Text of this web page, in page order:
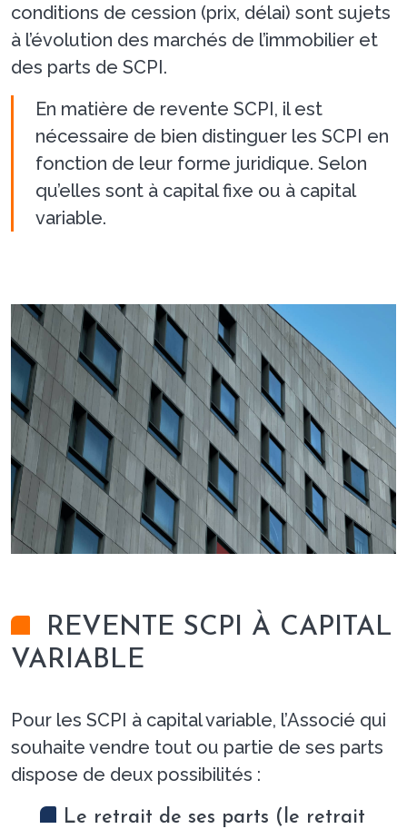
conditions de cession (prix, délai) sont sujets
à l’évolution des marchés de l’immobilier et
des parts de SCPI.
En matière de revente SCPI, il est
nécessaire de bien distinguer les SCPI en
fonction de leur forme juridique. Selon
qu’elles sont à capital fixe ou à capital
variable.
REVENTE SCPI À CAPITAL
VARIABLE
Pour les SCPI à capital variable, l’Associé qui
souhaite vendre tout ou partie de ses parts
dispose de deux possibilités :
Le retrait de ses parts (le retrait